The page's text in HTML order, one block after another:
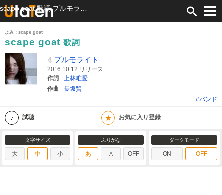
よみ：scape goat
scape goat 歌詞
プルモライト
2016.10.12 リリース
作詞
上林唯愛
作曲
長坂賢
#バンド
試聴 ★ お気に入り登録
文字サイズ
大 中 小
ふりがな
あ A OFF
ダークモード
ON OFF